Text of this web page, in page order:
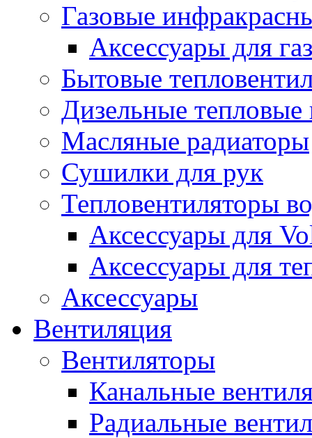
Газовые
Аксессуары для
Бытовые
Дизельные
Масляные радиаторы
Сушилки для рук
Тепловентиляторы
Аксессуары для
Аксессуары для
Аксессуары
Вентиляция
Вентиляторы
Канальные
Радиальные